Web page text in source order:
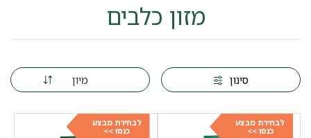
מזון כלבים
סינון מיון
לבחירת מבצע
כנסו >>
לבחירת מבצע
כנסו >>